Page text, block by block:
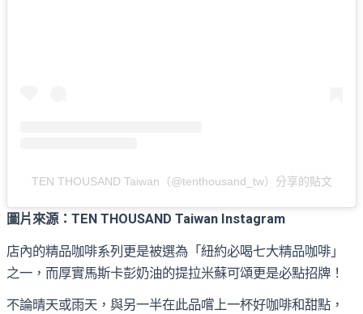
TEN THOUSAND Taiwan（@tenthousand_tw）分享的貼文
圖片來源：TEN THOUSAND Taiwan Instagram
店內的精品咖啡系列更是被選為「紐約必喝七大精品咖啡」
之一，而厚實馬斯卡彭奶油的提拉米蘇可頌更是必點招牌！
不論晴天或雨天，與另一半在此品嚐上一杯好咖啡和甜點，